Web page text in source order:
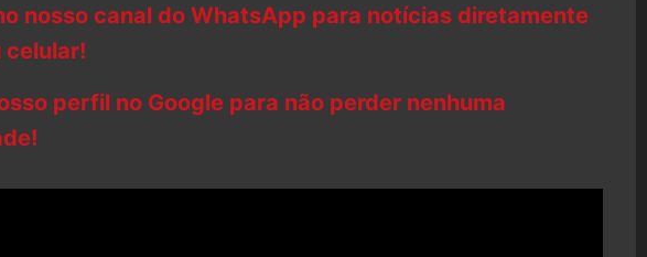
nosso canal do WhatsApp para notícias diretamente
celular!
perfil no Google para não perder nenhuma